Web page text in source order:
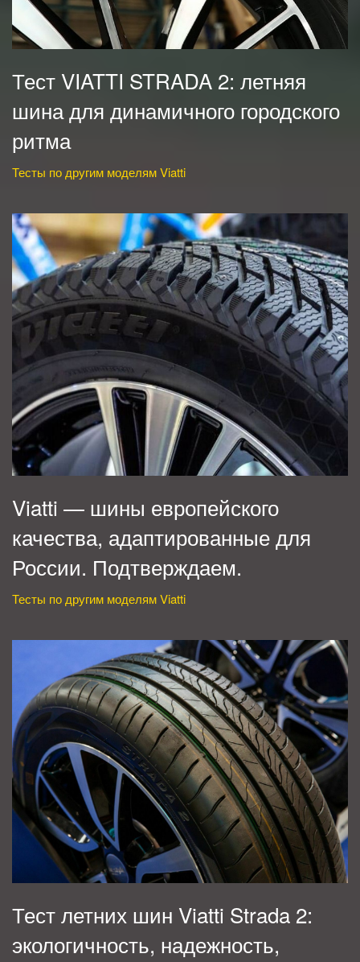
Тест VIATTI STRADA 2: летняя
шина для динамичного городского
ритма
Тесты по другим моделям Viatti
Viatti — шины европейского
качества, адаптированные для
России. Подтверждаем.
Тесты по другим моделям Viatti
Тест летних шин Viatti Strada 2:
экологичность, надежность,